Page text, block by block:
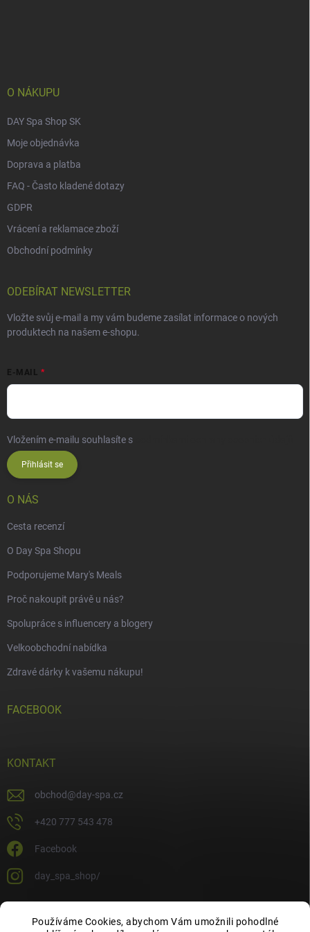
Používáme Cookies, abychom Vám umožnili pohodlné
O NÁKUPU
DAY Spa Shop SK
Moje objednávka
Doprava a platba
FAQ - Často kladené dotazy
GDPR
Vrácení a reklamace zboží
Obchodní podmínky
ODEBÍRAT NEWSLETTER
Vložte svůj e-mail a my vám budeme zasílat informace o nových
produktech na našem e-shopu.
E-MAIL
Vložením e-mailu souhlasíte s
Přihlásit se
O NÁS
Cesta recenzí
O Day Spa Shopu
Podporujeme Mary's Meals
Proč nakoupit právě u nás?
Spolupráce s influencery a blogery
Velkoobchodní nabídka
Zdravé dárky k vašemu nákupu!
FACEBOOK
KONTAKT
obchod@day-spa.cz
+420 777 543 478
Facebook
day_spa_shop/
OCHRANA OSOBNÍCH ÚDAJŮ